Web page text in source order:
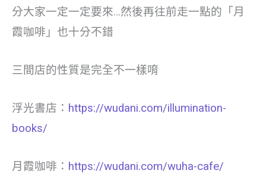
分大家一定一定要來…然後再往前走一點的「月
霞咖啡」也十分不錯
三間店的性質是完全不一樣唷
浮光書店： https://wudani.com/illumination-
books/
月霞咖啡： https://wudani.com/wuha-cafe/